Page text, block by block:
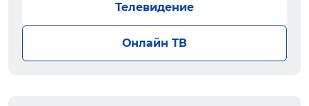
Телевидение
Онлайн ТВ